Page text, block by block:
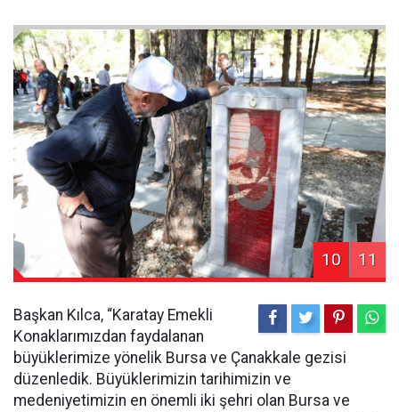
10 11
Başkan Kılca, “Karatay Emekli
Konaklarımızdan faydalanan
büyüklerimize yönelik Bursa ve Çanakkale gezisi
düzenledik. Büyüklerimizin tarihimizin ve
medeniyetimizin en önemli iki şehri olan Bursa ve